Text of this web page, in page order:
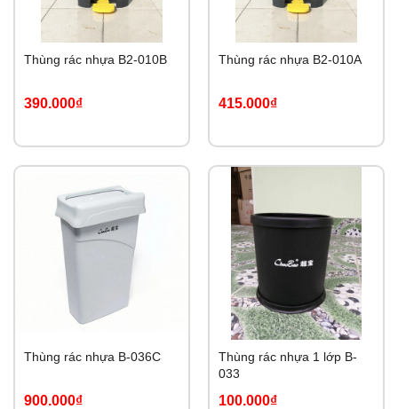
Thùng rác nhựa B2-010B
390.000₫
Thùng rác nhựa B2-010A
415.000₫
Thùng rác nhựa B-036C
900.000₫
Thùng rác nhựa 1 lớp B-
033
100.000₫